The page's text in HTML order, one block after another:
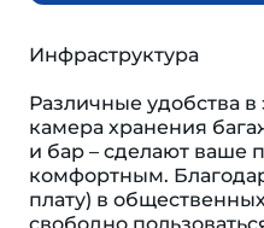
Инфраструктура
Различные удобства
камера хранения
и бар – сделают ваше
комфортным.
плату) в